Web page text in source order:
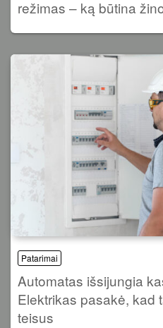
režimas – ką būtina
Patarimai
Automatas išsijungia
Elektrikas pasakė, kad
teisus